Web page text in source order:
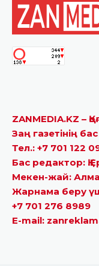
ZANMEDIA.KZ –
Заң газетінің
Тел.: +7 701 122
Бас редактор:
Мекен-жай:
Жарнама беру
+7 701 276 8989
E-mail: